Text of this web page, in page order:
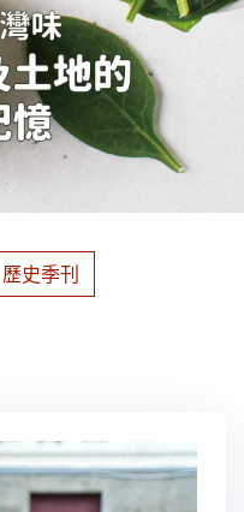
歷史季刊